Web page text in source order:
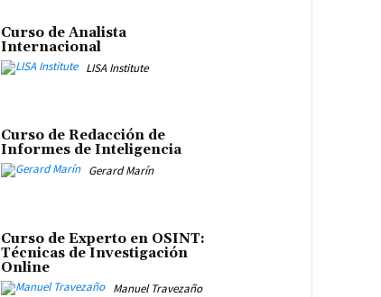
Curso de Analista
Internacional
LISA Institute
Curso de Redacción de
Informes de Inteligencia
Gerard Marín
Curso de Experto en OSINT:
Técnicas de Investigación
Online
Manuel Travezaño